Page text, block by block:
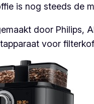
is nog steeds de
door Philips,
voor